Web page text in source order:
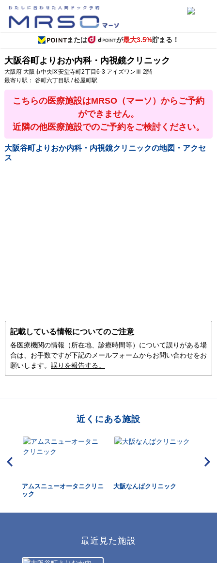
または が最大3.5%貯まる！
大阪谷町よりおか内科・内視鏡クリニック
大阪府 大阪市中央区安堂寺町2丁目6-3 アイズワンⅢ 2階
最寄り駅： 谷町六丁目駅 / 松屋町駅
こちらの医療施設はMRSO（マーソ）からご予約
ができません。
近隣の他医療施設でのご予約をご検討ください。
大阪谷町よりおか内科・内視鏡クリニックの地図・アクセ
ス
記載している情報についてのご注意
各医療機関の情報（所在地、診療時間等）について誤りがある場
合は、お手数ですが下記のメールフォームからお問い合わせをお
願いします。 誤りを報告する。
近くにある施設
アムスニューオータニクリニ
ック
大阪なんばクリニック
最近見た施設